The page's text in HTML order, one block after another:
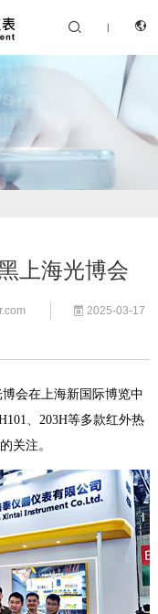
 | 
上海光博会
 2025-03-17
博会在上海新国际博览中
、203H等多款红外热
关注。